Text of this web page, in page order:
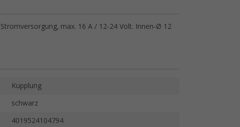
max. 16 A / 12-24 Volt. Innen-Ø 12
Kupplung
schwarz
4019524104794